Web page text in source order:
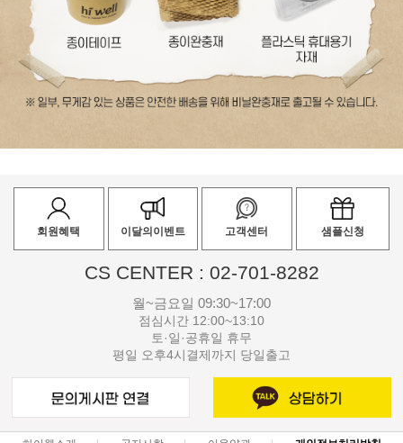
회원혜택 이달의이벤트 고객센터 샘플신청
CS CENTER : 02-701-8282
월~금요일 09:30~17:00
점심시간 12:00~13:10
토·일·공휴일 휴무
평일 오후4시결제까지 당일출고